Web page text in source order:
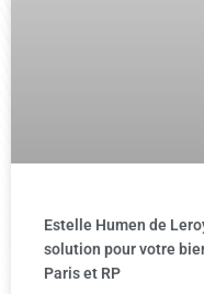
Estelle Humen de
solution pour votre
Paris et RP